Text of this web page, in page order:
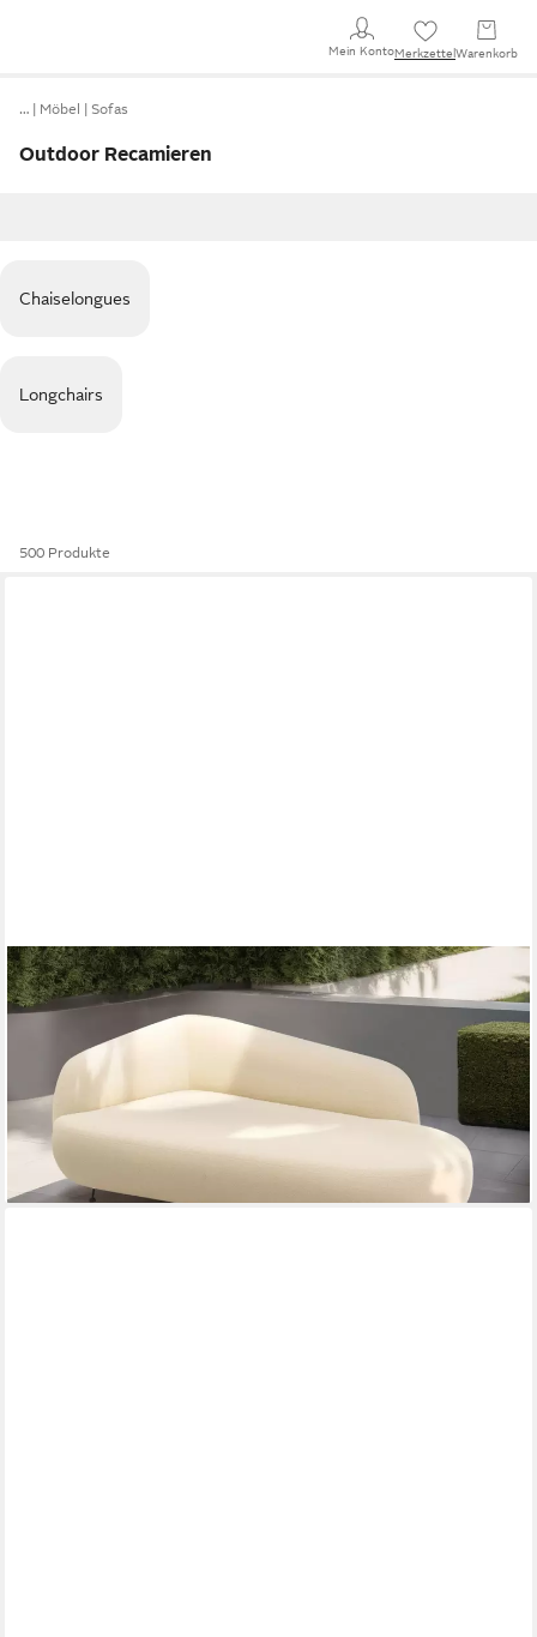
Mein KontoMerkzettel Warenkorb
… Möbel Sofas
Outdoor Recamieren
Chaiselongues
Longchairs
500 Produkte
DOMO COLLECTION
Recamiere Poika, auch als Sessel und Hocker bestellbar, Bezug
Fellimitat, Formschönes Outdoor-Highlight, ideal für Garten,
Balkon, Terrasse
ab 1.419,65 €
3.049,99 €
-53%
lieferbar in 6 Wochen